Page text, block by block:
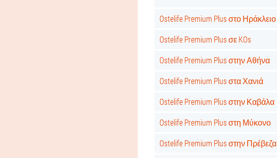
Ostelife Premium Plus στο Ηράκλειο
Ostelife Premium Plus σε KOs
Ostelife Premium Plus στην Αθήνα
Ostelife Premium Plus στα Χανιά
Ostelife Premium Plus στην Καβάλα
Ostelife Premium Plus στη Μύκονο
Ostelife Premium Plus στην Πρέβεζα